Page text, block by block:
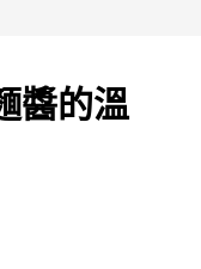
醬的溫